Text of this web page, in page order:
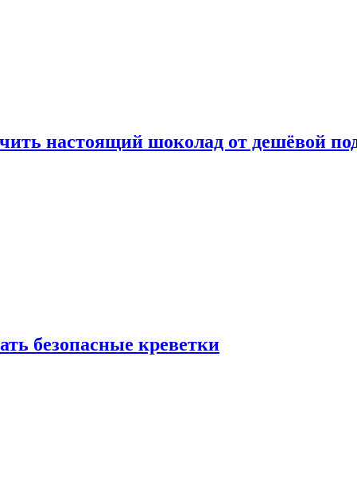
настоящий шоколад от дешёвой
безопасные креветки